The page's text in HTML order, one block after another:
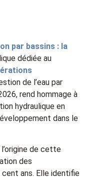
par bassins : la
dédiée au
de l’eau par
rend hommage à
hydraulique en
dans le
de cette
des
ans. Elle identifie